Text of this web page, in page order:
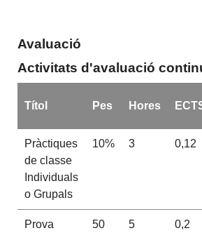
Avaluació
Activitats d'avaluació
Títol Pes Hores
Pràctiques
de classe
Individuals
o Grupals
10% 3 0,12
Prova
50
5 0,2